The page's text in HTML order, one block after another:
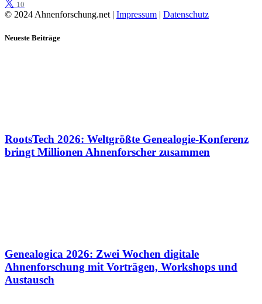
10
© 2024 Ahnenforschung.net | Impressum | Datenschutz
Neueste Beiträge
RootsTech 2026: Weltgrößte Genealogie-Konferenz
bringt Millionen Ahnenforscher zusammen
Genealogica 2026: Zwei Wochen digitale
Ahnenforschung mit Vorträgen, Workshops und
Austausch